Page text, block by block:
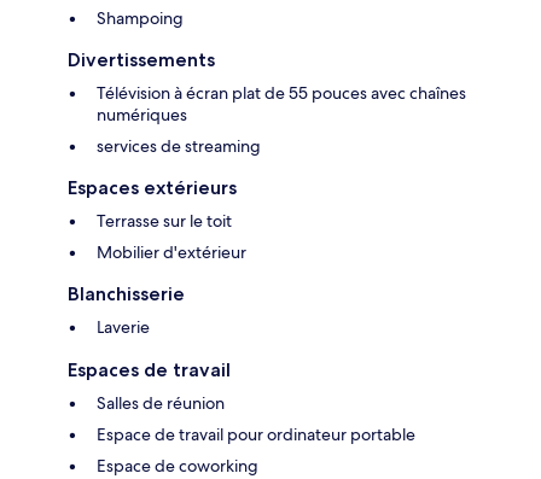
Shampoing
Divertissements
Télévision à écran plat de 55 pouces avec chaînes
numériques
services de streaming
Espaces extérieurs
Terrasse sur le toit
Mobilier d'extérieur
Blanchisserie
Laverie
Espaces de travail
Salles de réunion
Espace de travail pour ordinateur portable
Espace de coworking